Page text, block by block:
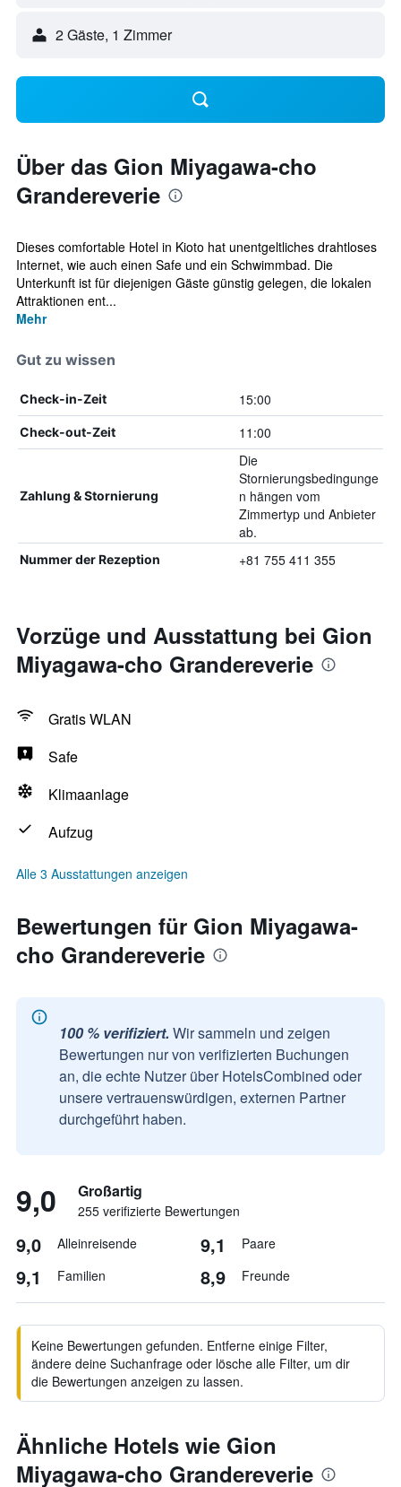
2 Gäste, 1 Zimmer
Über das Gion Miyagawa-cho
Grandereverie
Dieses comfortable Hotel in Kioto hat unentgeltliches drahtloses
Internet, wie auch einen Safe und ein Schwimmbad. Die
Unterkunft ist für diejenigen Gäste günstig gelegen, die lokalen
Attraktionen ent...
Mehr
Gut zu wissen
Check-in-Zeit 15:00
Check-out-Zeit 11:00
Zahlung & Stornierung
Die
Stornierungsbedingunge
n hängen vom
Zimmertyp und Anbieter
ab.
Nummer der Rezeption +81 755 411 355
Vorzüge und Ausstattung bei Gion
Miyagawa-cho Grandereverie
Gratis WLAN
Safe
Klimaanlage
Aufzug
Alle 3 Ausstattungen anzeigen
Bewertungen für Gion Miyagawa-
cho Grandereverie
100 % verifiziert. Wir sammeln und zeigen
Bewertungen nur von verifizierten Buchungen
an, die echte Nutzer über HotelsCombined oder
unsere vertrauenswürdigen, externen Partner
durchgeführt haben.
9,0 Großartig
255 verifizierte Bewertungen
9,0 Alleinreisende 9,1 Paare
9,1 Familien 8,9 Freunde
Keine Bewertungen gefunden. Entferne einige Filter,
ändere deine Suchanfrage oder lösche alle Filter, um dir
die Bewertungen anzeigen zu lassen.
Ähnliche Hotels wie Gion
Miyagawa-cho Grandereverie